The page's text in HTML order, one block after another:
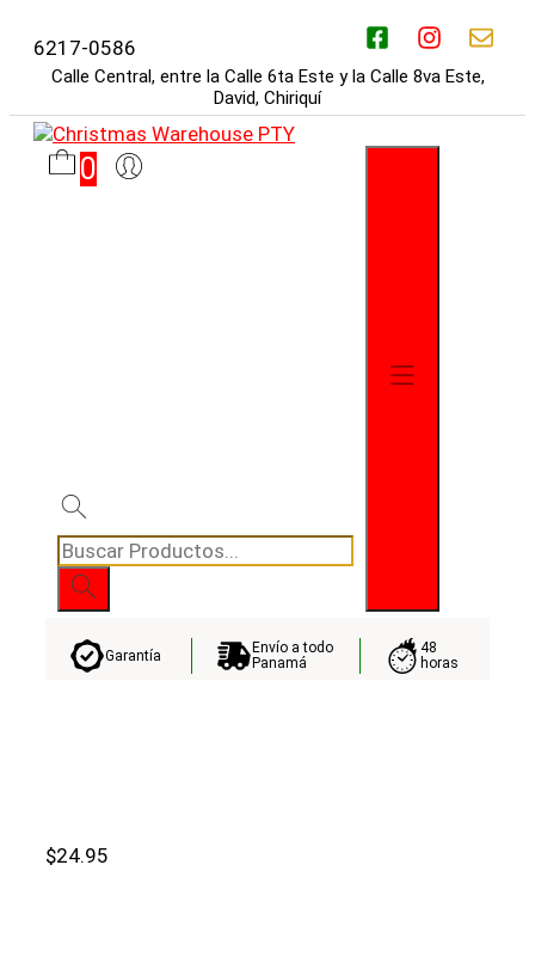
contenido
6217-0586
Calle Central, entre la Calle 6ta Este y la Calle 8va Este,
David, Chiriquí
0
Búsqueda
de
productos
Garantía
Envío a todo
Panamá
48
horas
$24.95